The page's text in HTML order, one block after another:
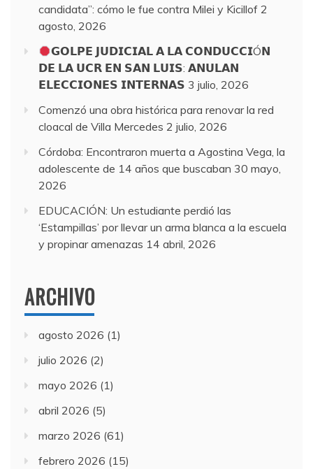
candidata”: cómo le fue contra Milei y Kicillof 2
agosto, 2026
𝗚𝗢𝗟𝗣𝗘 𝗝𝗨𝗗𝗜𝗖𝗜𝗔𝗟 𝗔 𝗟𝗔 𝗖𝗢𝗡𝗗𝗨𝗖𝗖𝗜Ó𝗡
𝗗𝗘 𝗟𝗔 𝗨𝗖𝗥 𝗘𝗡 𝗦𝗔𝗡 𝗟𝗨𝗜𝗦: 𝗔𝗡𝗨𝗟𝗔𝗡
𝗘𝗟𝗘𝗖𝗖𝗜𝗢𝗡𝗘𝗦 𝗜𝗡𝗧𝗘𝗥𝗡𝗔𝗦 3 julio, 2026
Comenzó una obra histórica para renovar la red
cloacal de Villa Mercedes 2 julio, 2026
Córdoba: Encontraron muerta a Agostina Vega, la
adolescente de 14 años que buscaban 30 mayo,
2026
EDUCACIÓN: Un estudiante perdió las
‘Estampillas’ por llevar un arma blanca a la escuela
y propinar amenazas 14 abril, 2026
ARCHIVO
agosto 2026 (1)
julio 2026 (2)
mayo 2026 (1)
abril 2026 (5)
marzo 2026 (61)
febrero 2026 (15)